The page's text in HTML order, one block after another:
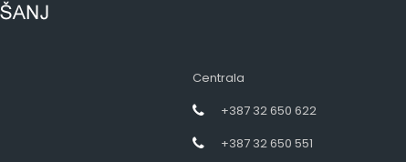
Centrala
+387 32 650 622
+387 32 650 551